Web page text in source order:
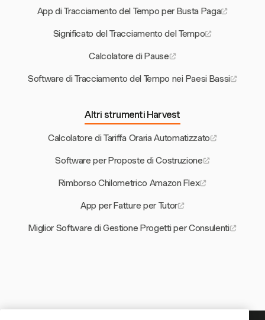
App di Tracciamento del Tempo per Busta Paga
Significato del Tracciamento del Tempo
Calcolatore di Pause
Software di Tracciamento del Tempo nei Paesi Bassi
Altri strumenti Harvest
Calcolatore di Tariffa Oraria Automatizzato
Software per Proposte di Costruzione
Rimborso Chilometrico Amazon Flex
App per Fatture per Tutor
Miglior Software di Gestione Progetti per Consulenti